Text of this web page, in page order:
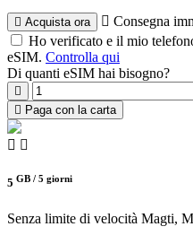
Acquista ora
Consegna
Ho verificato e il mio
eSIM. Controlla qui
Di quanti eSIM hai bisogno?
Paga con la carta
5 GB / 5 giorni
Senza limite di velocità Magti,